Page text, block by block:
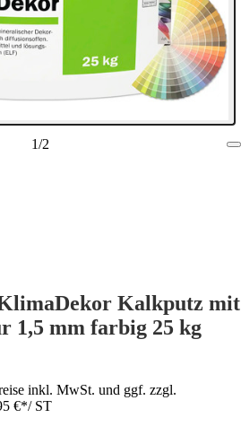
1/2
Kalkputz mit
1,5 mm farbig 25 kg
inkl. MwSt. und ggf. zzgl.
€*/ ST